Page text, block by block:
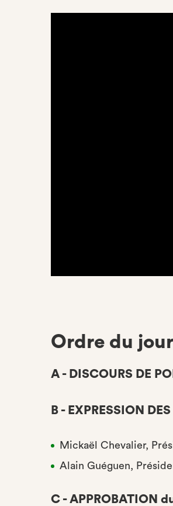
Ordre du jour
A - DISCOURS DE
B - EXPRESSION
Mickaël Chevalier,
Alain Guéguen,
C - APPROBATION